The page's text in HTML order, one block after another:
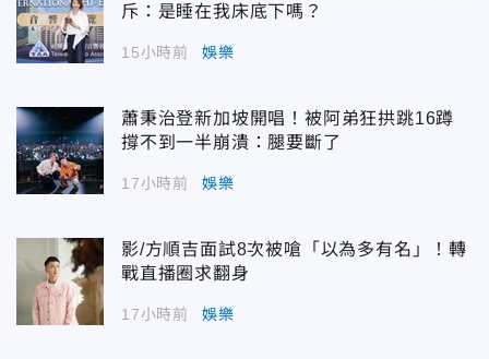
斥：是睡在我床底下嗎？
15小時前 娛樂
蕭秉治登新加坡開唱！被阿弟狂拱跳16蹲
撐不到一半崩潰：腿要斷了
17小時前 娛樂
影/方順吉面試8次被嗆「以為多有名」！轉
戰直播圈求翻身
17小時前 娛樂